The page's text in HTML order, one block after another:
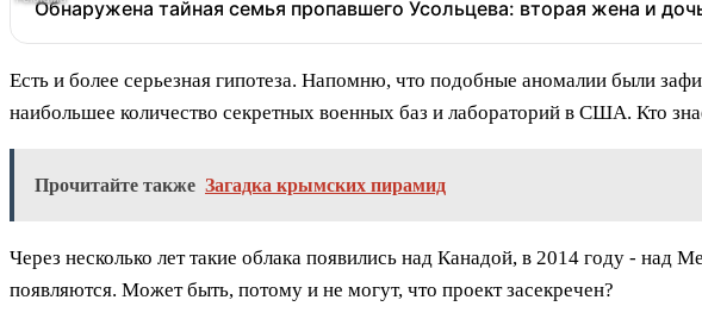
Обнаружена тайная семья пропавшего Усольцева: вторая жена и
Есть и более серьезная гипотеза. Напомню, что подобные аномалии были
наибольшее количество секретных военных баз и лабораторий в США. Кто
Прочитайте также Загадка крымских пирамид
Через несколько лет такие облака появились над Канадой, в 2014 году -
появляются. Может быть, потому и не могут, что проект засекречен?